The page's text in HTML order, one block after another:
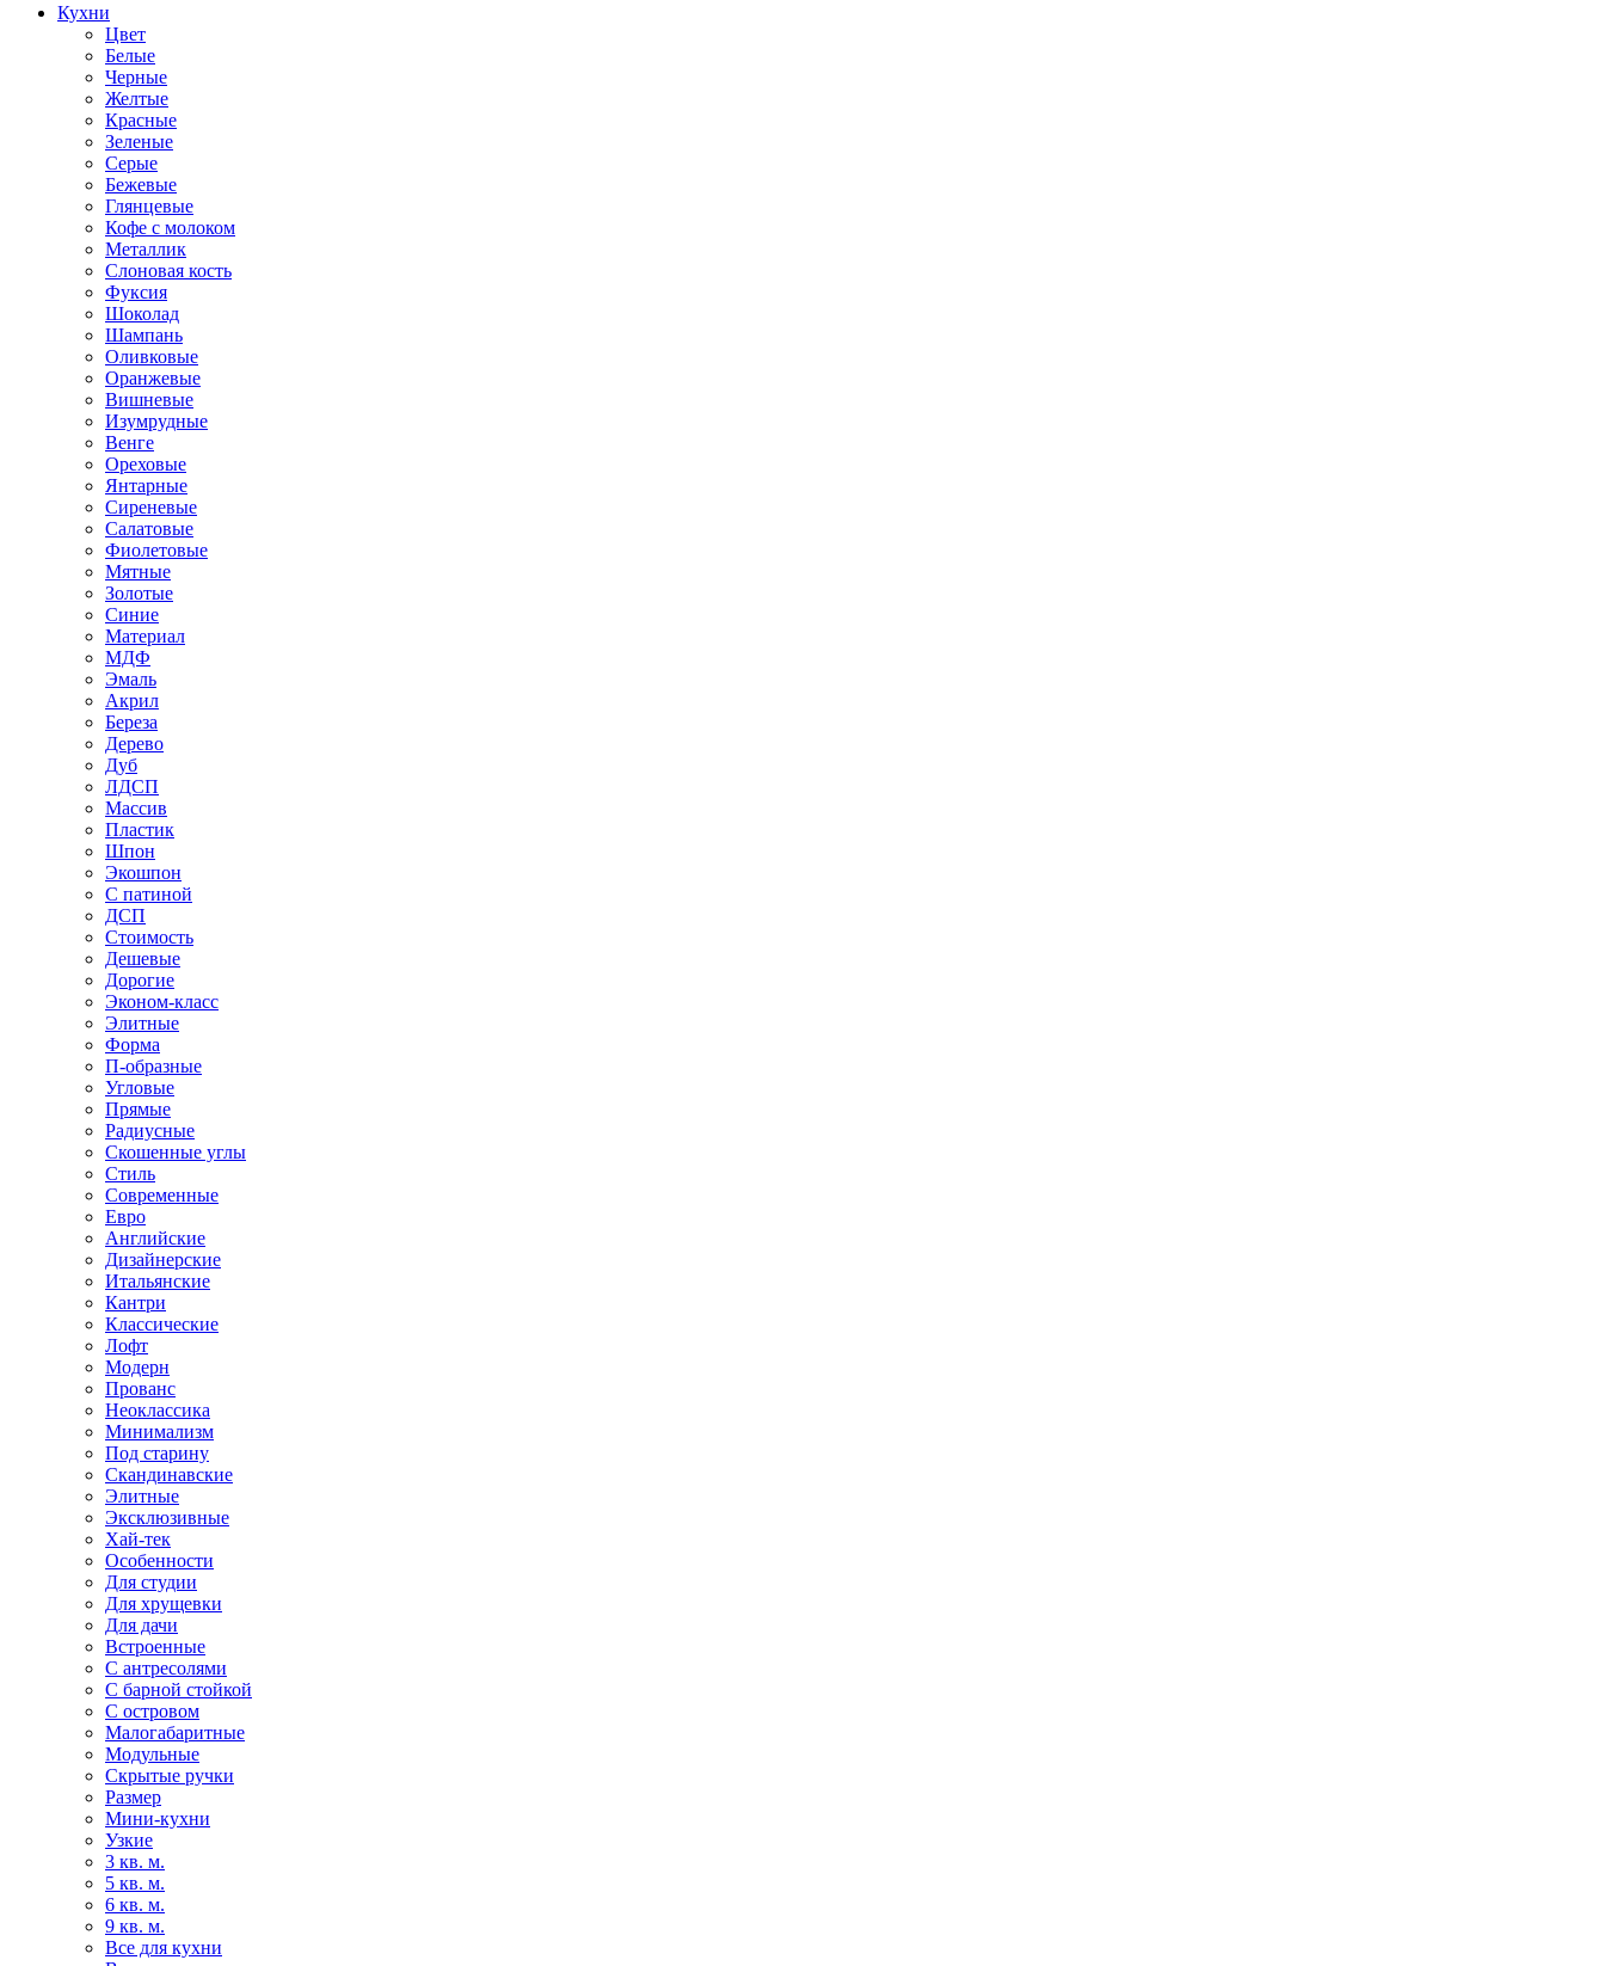
Кухни
Цвет
Белые
Черные
Желтые
Красные
Зеленые
Серые
Бежевые
Глянцевые
Кофе с молоком
Металлик
Слоновая кость
Фуксия
Шоколад
Шампань
Оливковые
Оранжевые
Вишневые
Изумрудные
Венге
Ореховые
Янтарные
Сиреневые
Салатовые
Фиолетовые
Мятные
Золотые
Синие
Материал
МДФ
Эмаль
Акрил
Береза
Дерево
Дуб
ЛДСП
Массив
Пластик
Шпон
Экошпон
С патиной
ДСП
Стоимость
Дешевые
Дорогие
Эконом-класс
Элитные
Форма
П-образные
Угловые
Прямые
Радиусные
Скошенные углы
Стиль
Современные
Евро
Английские
Дизайнерские
Итальянские
Кантри
Классические
Лофт
Модерн
Прованс
Неоклассика
Минимализм
Под старину
Скандинавские
Элитные
Эксклюзивные
Хай-тек
Особенности
Для студии
Для хрущевки
Для дачи
Встроенные
С антресолями
С барной стойкой
С островом
Малогабаритные
Модульные
Скрытые ручки
Размер
Мини-кухни
Узкие
3 кв. м.
5 кв. м.
6 кв. м.
9 кв. м.
Все для кухни